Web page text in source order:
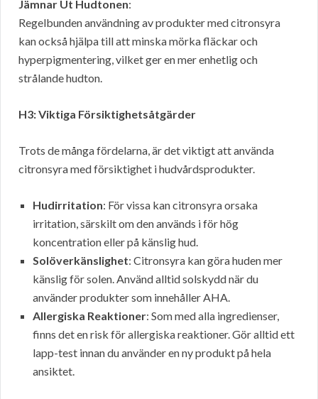
Jämnar Ut Hudtonen:
Regelbunden användning av produkter med citronsyra
kan också hjälpa till att minska mörka fläckar och
hyperpigmentering, vilket ger en mer enhetlig och
strålande hudton.
H3: Viktiga Försiktighetsåtgärder
Trots de många fördelarna, är det viktigt att använda
citronsyra med försiktighet i hudvårdsprodukter.
Hudirritation: För vissa kan citronsyra orsaka
irritation, särskilt om den används i för hög
koncentration eller på känslig hud.
Solöverkänslighet: Citronsyra kan göra huden mer
känslig för solen. Använd alltid solskydd när du
använder produkter som innehåller AHA.
Allergiska Reaktioner: Som med alla ingredienser,
finns det en risk för allergiska reaktioner. Gör alltid ett
lapp-test innan du använder en ny produkt på hela
ansiktet.